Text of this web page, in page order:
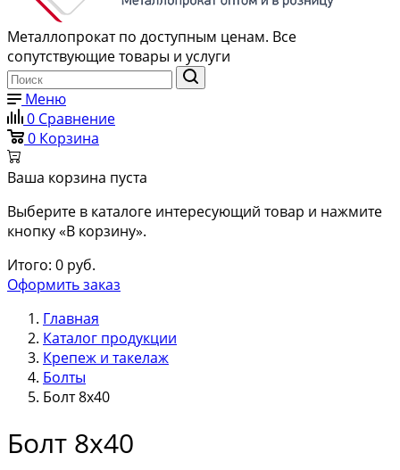
Металлопрокат по доступным ценам. Все
сопутствующие товары и услуги
Меню
0 Сравнение
0 Корзина
Ваша корзина пуста
Выберите в каталоге интересующий товар и нажмите
кнопку «В корзину».
Итого: 0 руб.
Оформить заказ
Главная
Каталог продукции
Крепеж и такелаж
Болты
Болт 8х40
Болт 8х40